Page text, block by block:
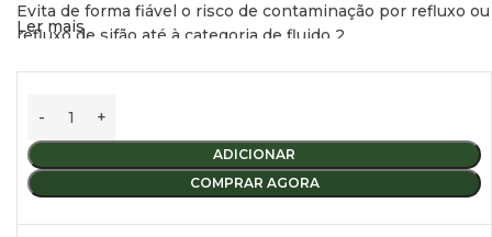
Evita de forma fiável o risco de contaminação por refluxo ou
refluxo de sifão até à categoria de fluido 2.
Ler mais
ADICIONAR
COMPRAR AGORA